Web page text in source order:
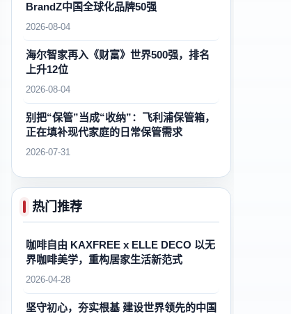
BrandZ中国全球化品牌50强
2026-08-04
海尔智家再入《财富》世界500强，排名
上升12位
2026-08-04
别把“保管”当成“收纳”：飞利浦保管箱，
正在填补现代家庭的日常保管需求
2026-07-31
热门推荐
咖啡自由 KAXFREE x ELLE DECO 以无
界咖啡美学，重构居家生活新范式
2026-04-28
坚守初心，夯实根基 建设世界领先的中国